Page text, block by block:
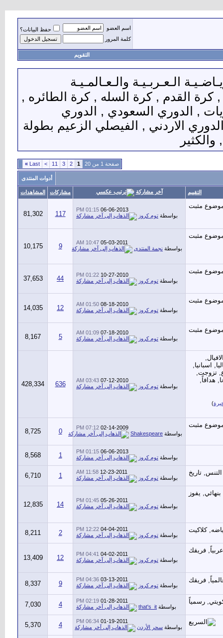
اسم العضو
حفظ البيانات؟
كلمة المرور
التقويم
الـعـربـيـة والـعـالمـيـة
, كرة القدم , كرة السله , كرة الطائره ,
, الدوري السعودي , الدوري
الاردني , الفيصلي الزعيم بطولة
صفحة 1 من 20 1
2
3
11
>
Last
»
أدوات المنتدى
التقييم آخر مشاركة مشاركات المشاهدات
06-06-2013
01:15 PM
بواسطة توم كروز 117
81,302
05-03-2011
10:47 AM
بواسطة نجمة المنتدى 9
10,175
10-27-2010
01:22 PM
بواسطة توم كروز 44
37,653
08-18-2010
01:50 AM
بواسطة توم كروز 12
14,035
07-18-2010
01:09 AM
بواسطة توم كروز 5
8,167
)
07-12-2010
03:43 AM
بواسطة توم كروز 636
428,334
02-14-2009
07:12 PM
بواسطة Shakespeare
0
8,725
06-06-2013
01:15 PM
بواسطة توم كروز 1
8,568
12-23-2011
11:58 AM
بواسطة توم كروز 1
6,710
05-26-2011
01:45 PM
بواسطة توم كروز 14
12,835
04-04-2011
12:22 PM
بواسطة توم كروز 2
8,211
04-02-2011
04:41 PM
بواسطة توم كروز 12
13,409
03-13-2011
04:36 PM
بواسطة توم كروز 9
8,337
01-28-2011
02:19 PM
بواسطة that's_it
4
7,030
01-19-2011
06:34 PM
بواسطة سحر الأردن 4
5,370